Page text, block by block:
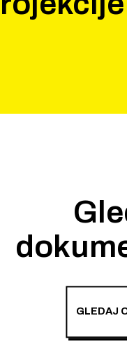
GLEDAJ